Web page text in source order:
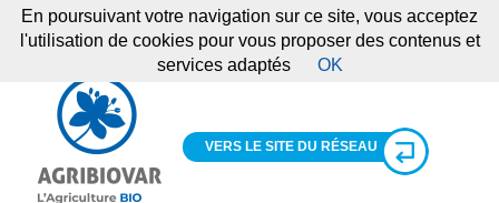
VERS LE SITE DU RÉSEAU
En poursuivant votre navigation sur ce site, vous acceptez
l'utilisation de cookies pour vous proposer des contenus et
services adaptés
OK